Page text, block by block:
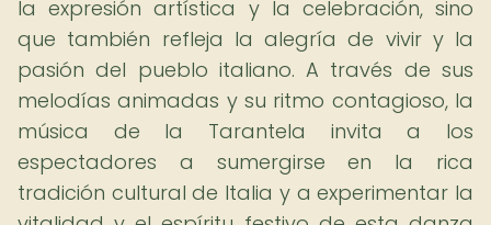
la expresión artística y la celebración, sino
que también refleja la alegría de vivir y la
pasión del pueblo italiano. A través de sus
melodías animadas y su ritmo contagioso, la
música de la Tarantela invita a los
espectadores a sumergirse en la rica
tradición cultural de Italia y a experimentar la